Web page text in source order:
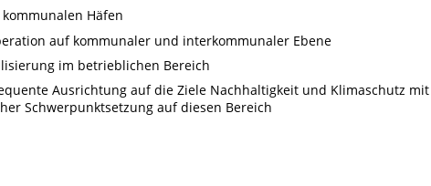
Häfen
auf kommunaler und interkommunaler Ebene
im betrieblichen Bereich
Ausrichtung auf die Ziele Nachhaltigkeit und Klimaschutz mit
Schwerpunktsetzung auf diesen Bereich